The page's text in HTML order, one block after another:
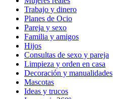
Trabajo y dinero
Planes de Ocio
Pareja y sexo
Familia y amigos
Hijos
Consultas de sexo y pareja
Limpieza y orden en casa
Decoración y manualidades
Mascotas
Ideas y trucos